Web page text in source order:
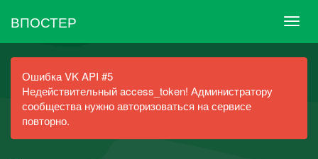
ВПОСТЕР
Ошибка VK API #5
Недействительный access_token! Администратору
сообщества нужно авторизоваться на сервисе
повторно.